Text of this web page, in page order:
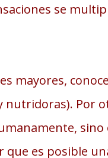
se
mayores,
nutridoras). Por
sino
es posible